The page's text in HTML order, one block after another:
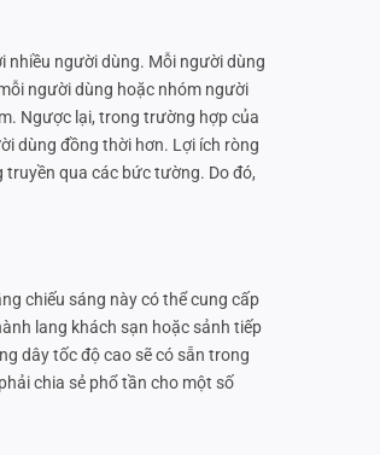
nhiều người dùng. Mỗi người dùng
người dùng hoặc nhóm người
Ngược lại, trong trường hợp của
dùng đồng thời hơn. Lợi ích ròng
qua các bức tường. Do đó,
chiếu sáng này có thể cung cấp
lang khách sạn hoặc sảnh tiếp
dây tốc độ cao sẽ có sẵn trong
chia sẻ phổ tần cho một số